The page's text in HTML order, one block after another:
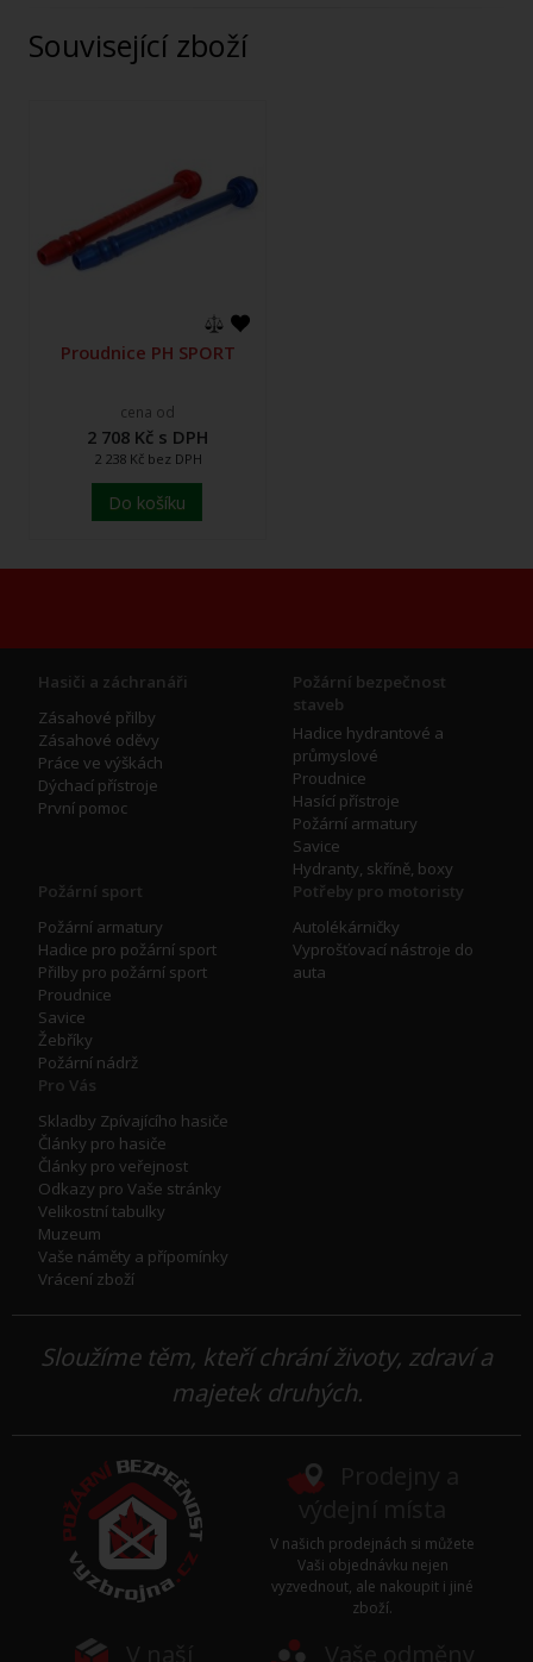
Související zboží
Proudnice PH SPORT
cena od
2 708 Kč s DPH
2 238 Kč bez DPH
Do košíku
Hasiči a záchranáři
Zásahové přilby
Zásahové oděvy
Práce ve výškách
Dýchací přístroje
První pomoc
Požární bezpečnost
staveb
Hadice hydrantové a
průmyslové
Proudnice
Hasící přístroje
Požární armatury
Savice
Hydranty, skříně, boxy
Požární sport
Požární armatury
Hadice pro požární sport
Přilby pro požární sport
Proudnice
Savice
Žebříky
Požární nádrž
Potřeby pro motoristy
Autolékárničky
Vyprošťovací nástroje do
auta
Pro Vás
Skladby Zpívajícího hasiče
Články pro hasiče
Články pro veřejnost
Odkazy pro Vaše stránky
Velikostní tabulky
Muzeum
Vaše náměty a přípomínky
Vrácení zboží
Sloužíme těm, kteří chrání životy, zdraví a
majetek druhých.
V našich prodejnách si můžete
Vaši objednávku nejen
vyzvednout, ale nakoupit i jiné
zboží.